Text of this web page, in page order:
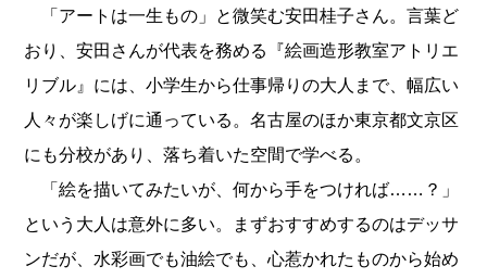
「アートは一生もの」と微笑む安田桂子さん。言葉ど
おり、安田さんが代表を務める『絵画造形教室アトリエ
リブル』には、小学生から仕事帰りの大人まで、幅広い
人々が楽しげに通っている。名古屋のほか東京都文京区
にも分校があり、落ち着いた空間で学べる。
「絵を描いてみたいが、何から手をつければ……？」
という大人は意外に多い。まずおすすめするのはデッサ
ンだが、水彩画でも油絵でも、心惹かれたものから始め